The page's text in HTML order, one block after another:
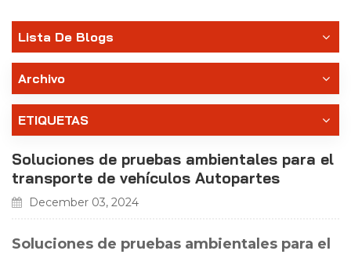
Lista De Blogs
Archivo
ETIQUETAS
Soluciones de pruebas ambientales para el
transporte de vehículos Autopartes
December 03, 2024
Soluciones de pruebas ambientales para el